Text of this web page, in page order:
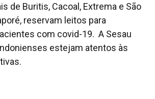
de Buritis, Cacoal, Extrema e São
reservam leitos para
com covid-19. A Sesau
estejam atentos às